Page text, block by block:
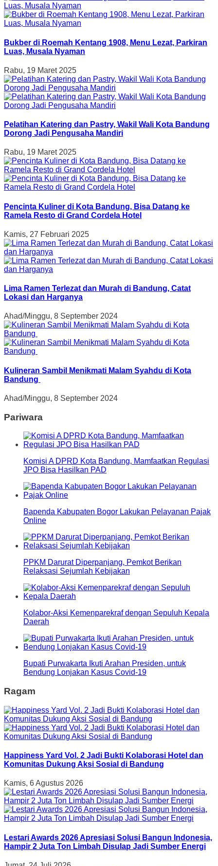
Bukber di Roemah Kentang 1908, Menu Lezat, Parkiran
Luas, Musala Nyaman
Rabu, 19 Maret 2025
Pelatihan Katering dan Pastry, Wakil Wali Kota Bandung
Dorong Jadi Pengusaha Mandiri
Rabu, 19 Maret 2025
Pencinta Kuliner di Kota Bandung, Bisa Datang ke
Ramela Resto di Grand Cordela Hotel
Kamis, 27 Februari 2025
Lima Ramen Terlezat dan Murah di Bandung, Catat
Lokasi dan Harganya
Ahad/Minggu, 8 September 2024
Kulineran Sambil Menikmati Malam Syahdu di Kota
Bandung
Ahad/Minggu, 8 September 2024
Pariwara
Komisi A DPRD Kota Bandung, Mamfaatkan Regulasi
JPO Bisa Hasilkan PAD
Bapenda Kabupaten Bogor Lakukan Pelayanan Pajak
Online
PPKM Darurat Diperpanjang, Pemkot Berikan
Relaksasi Sejumlah Kebijakan
Kolabor-Aksi Kemenparekraf dengan Sepuluh Kepala
Daerah
Bupati Purwakarta Ikuti Arahan Presiden, untuk
Bendung Lonjakan Kasus Covid-19
Ragam
Happiness Yard Vol. 2 Jadi Bukti Kolaborasi Hotel dan
Komunitas Dukung Aksi Sosial di Bandung
Kamis, 6 Agustus 2026
Lestari Awards 2026 Apresiasi Solusi Bangun Indonesia,
Hampir 2 Juta Ton Limbah Disulap Jadi Sumber Energi